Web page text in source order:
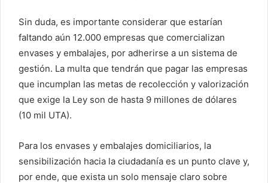
Sin duda, es importante considerar que estarían
faltando aún 12.000 empresas que comercializan
envases y embalajes, por adherirse a un sistema de
gestión. La multa que tendrán que pagar las empresas
que incumplan las metas de recolección y valorización
que exige la Ley son de hasta 9 millones de dólares
(10 mil UTA).
Para los envases y embalajes domiciliarios, la
sensibilización hacia la ciudadanía es un punto clave y,
por ende, que exista un solo mensaje claro sobre